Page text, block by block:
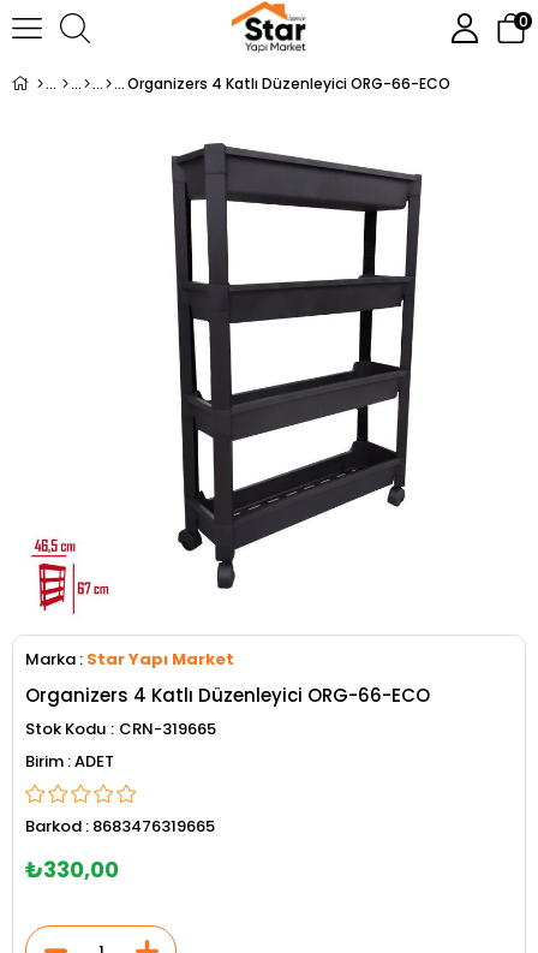
0
Organizers 4 Katlı Düzenleyici ORG-66-ECO
Marka : Star Yapı Market
Organizers 4 Katlı Düzenleyici ORG-66-ECO
Stok Kodu
CRN-319665
ADET
Barkod : 8683476319665
₺330,00